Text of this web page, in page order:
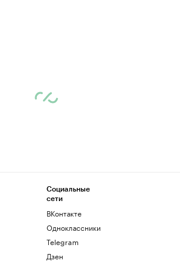
Социальные
сети
ВКонтакте
Одноклассники
Telegram
Дзен